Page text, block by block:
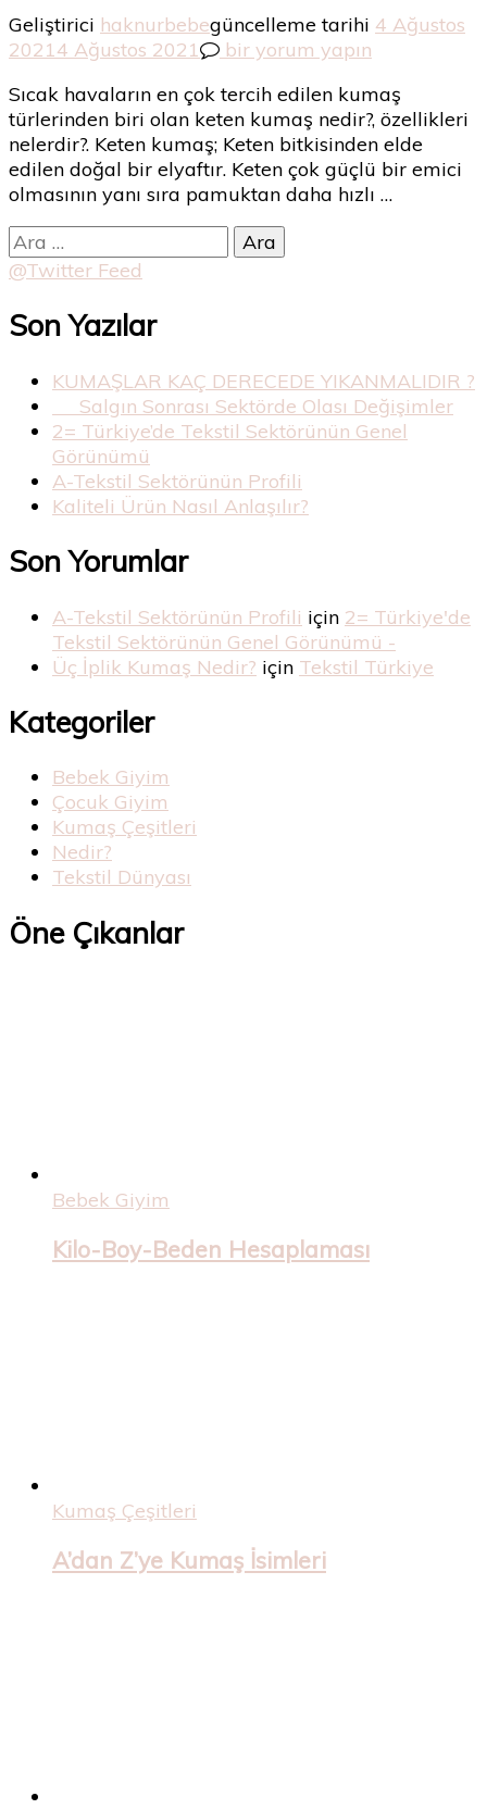
Geliştirici haknurbebegüncelleme tarihi 4 Ağustos
20214 Ağustos 2021
Keten
Nedir?
Özellikleri
Nelerdir?
için
bir yorum yapın
Sıcak havaların en çok tercih edilen kumaş
türlerinden biri olan keten kumaş nedir?, özellikleri
nelerdir?. Keten kumaş; Keten bitkisinden elde
edilen doğal bir elyaftır. Keten çok güçlü bir emici
olmasının yanı sıra pamuktan daha hızlı …
Arama:
@Twitter Feed
Son Yazılar
KUMAŞLAR KAÇ DERECEDE YIKANMALIDIR ?
Salgın Sonrası Sektörde Olası Değişimler
2= Türkiye’de Tekstil Sektörünün Genel
Görünümü
A-Tekstil Sektörünün Profili
Kaliteli Ürün Nasıl Anlaşılır?
Son Yorumlar
A-Tekstil Sektörünün Profili için 2= Türkiye'de
Tekstil Sektörünün Genel Görünümü -
Üç İplik Kumaş Nedir? için Tekstil Türkiye
Kategoriler
Bebek Giyim
Çocuk Giyim
Kumaş Çeşitleri
Nedir?
Tekstil Dünyası
Öne Çıkanlar
Bebek Giyim
Kilo-Boy-Beden Hesaplaması
Kumaş Çeşitleri
A’dan Z’ye Kumaş İsimleri